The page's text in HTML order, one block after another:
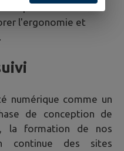
d'expérience des
l'ergonomie et
numérique comme un
de conception de
la formation de nos
continue des sites